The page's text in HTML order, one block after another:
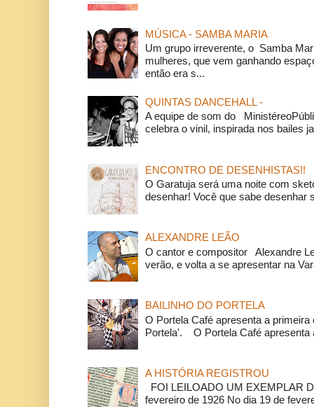
MÚSICA - SAMBA MARIA
Um grupo irreverente, o Samba
mulheres, que vem ganhando
então era s...
QUINTAS DANCEHALL -
A equipe de som do
celebra o vinil, inspirada nos bailes
ENCONTRO DE DESENHISTAS!!
O Garatuja será uma noite com
desenhar! Você que sabe desenhar
ALEXANDRE LEÃO
O cantor e compositor Alexandre
verão, e volta a se apresentar na
BAILINHO DO PORTELA
O Portela Café apresenta a
Portela'. O Portela Café apresenta
A HISTÓRIA REGISTROU
FOI LEILOADO UM EXEMPLAR
fevereiro de 1926 No dia 19 de